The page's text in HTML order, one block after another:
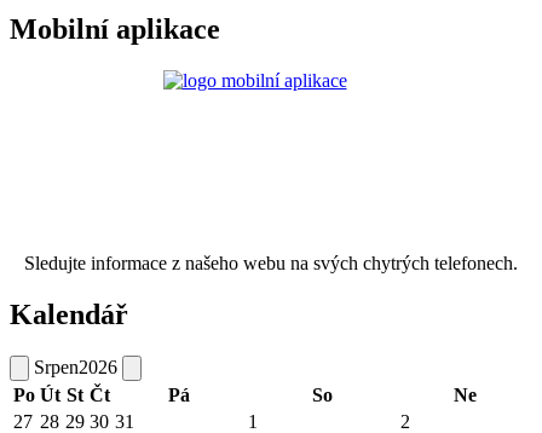
Mobilní aplikace
Sledujte informace z našeho webu na svých chytrých telefonech.
Kalendář
Srpen2026
Po Út St Čt Pá So
Ne
27 28 29 30 31 1 2